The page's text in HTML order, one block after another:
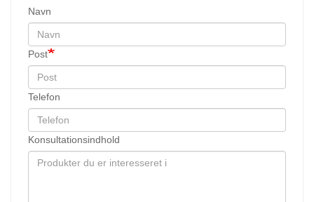
Navn
Post
Telefon
Konsultationsindhold